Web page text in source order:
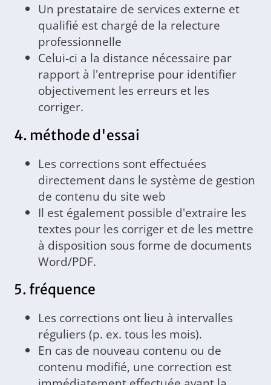
Un prestataire de services externe et
qualifié est chargé de la relecture
professionnelle
Celui-ci a la distance nécessaire par
rapport à l'entreprise pour identifier
objectivement les erreurs et les
corriger.
4. méthode d'essai
Les corrections sont effectuées
directement dans le système de gestion
de contenu du site web
Il est également possible d'extraire les
textes pour les corriger et de les mettre
à disposition sous forme de documents
Word/PDF.
5. fréquence
Les corrections ont lieu à intervalles
réguliers (p. ex. tous les mois).
En cas de nouveau contenu ou de
contenu modifié, une correction est